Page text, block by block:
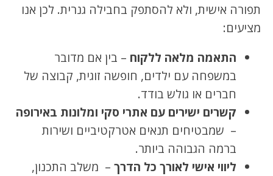
תפורה אישית, ולא להסתפק בחבילה גנרית. לכן אנו
מציעים:
התאמה מלאה ללקוח – בין אם מדובר
במשפחה עם ילדים, חופשה זוגית, קבוצה של
חברים או גולש בודד.
קשרים ישירים עם אתרי סקי ומלונות באירופה
– שמבטיחים תנאים אטרקטיביים ושירות
ברמה הגבוהה ביותר.
ליווי אישי לאורך כל הדרך – משלב התכנון,